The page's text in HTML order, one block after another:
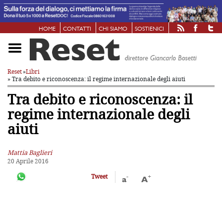
HOME CONTATTI CHI SIAMO SOSTIENICI
Reset»Libri
» Tra debito e riconoscenza:il regime internazionale degli aiuti
Tra debito e riconoscenza: il
regime internazionale degli
aiuti
Mattia Baglieri
20 Aprile 2016
Tweet
a- A+